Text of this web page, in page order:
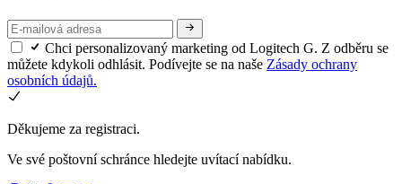
Chci personalizovaný marketing od Logitech G. Z odběru se
můžete kdykoli odhlásit. Podívejte se na naše Zásady ochrany
osobních údajů.
Děkujeme za registraci.
Ve své poštovní schránce hledejte uvítací nabídku.